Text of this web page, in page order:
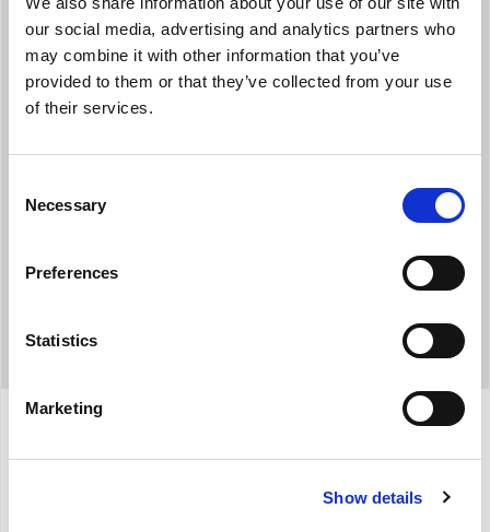
our social media, advertising and analytics partners who
may combine it with other information that you’ve
provided to them or that they’ve collected from your use
of their services.
Selection
Necessary
Preferences
Statistics
Marketing
Show details
ΧΡΟΝΟΔΙΑΚΟΠΤΗΣ
Προγραμματίστε το και αφήστε το να κάνει τη δουλειά του! Με
προγραμματίσετε την ενεργοποίηση έως 24 ώρες
Προδιαγραφές